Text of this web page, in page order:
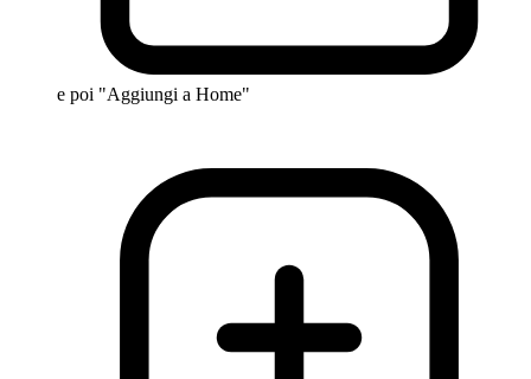
e poi "Aggiungi a Home"